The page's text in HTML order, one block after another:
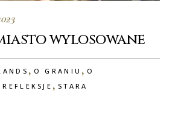
wylosowane
, O GRANIU ,O
REFLEKSJE , STARA